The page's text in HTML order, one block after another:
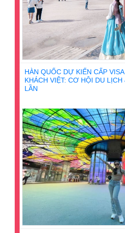
HÀN QUỐC DỰ KIẾN CẤP
KHÁCH VIỆT: CƠ HỘI DU
LẦN